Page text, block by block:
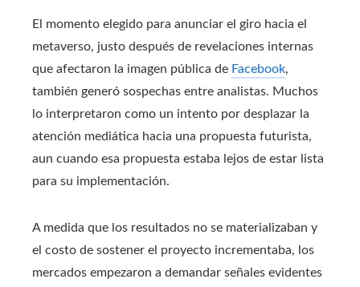
El momento elegido para anunciar el giro hacia el
metaverso, justo después de revelaciones internas
que afectaron la imagen pública de Facebook,
también generó sospechas entre analistas. Muchos
lo interpretaron como un intento por desplazar la
atención mediática hacia una propuesta futurista,
aun cuando esa propuesta estaba lejos de estar lista
para su implementación.
A medida que los resultados no se materializaban y
el costo de sostener el proyecto incrementaba, los
mercados empezaron a demandar señales evidentes